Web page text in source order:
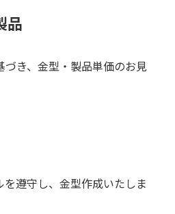
品
き、金型・製品単価のお見
遵守し、金型作成いたしま